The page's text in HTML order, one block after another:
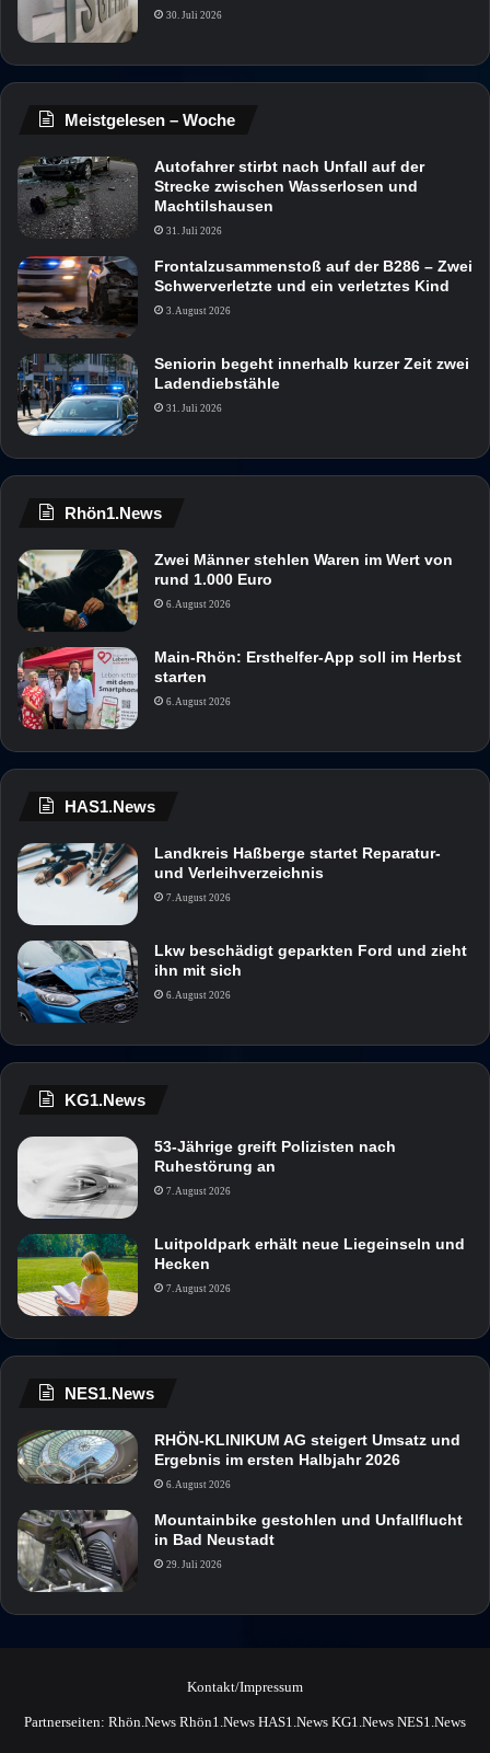
30. Juli 2026
Meistgelesen – Woche
Autofahrer stirbt nach Unfall auf der
Strecke zwischen Wasserlosen und
Machtilshausen
31. Juli 2026
Frontalzusammenstoß auf der B286 – Zwei
Schwerverletzte und ein verletztes Kind
3. August 2026
Seniorin begeht innerhalb kurzer Zeit zwei
Ladendiebstähle
31. Juli 2026
Rhön1.News
Zwei Männer stehlen Waren im Wert von
rund 1.000 Euro
6. August 2026
Main-Rhön: Ersthelfer-App soll im Herbst
starten
6. August 2026
HAS1.News
Landkreis Haßberge startet Reparatur-
und Verleihverzeichnis
7. August 2026
Lkw beschädigt geparkten Ford und zieht
ihn mit sich
6. August 2026
KG1.News
53-Jährige greift Polizisten nach
Ruhestörung an
7. August 2026
Luitpoldpark erhält neue Liegeinseln und
Hecken
7. August 2026
NES1.News
RHÖN-KLINIKUM AG steigert Umsatz und
Ergebnis im ersten Halbjahr 2026
6. August 2026
Mountainbike gestohlen und Unfallflucht
in Bad Neustadt
29. Juli 2026
Kontakt/Impressum
Partnerseiten: Rhön.News Rhön1.News HAS1.News KG1.News NES1.News